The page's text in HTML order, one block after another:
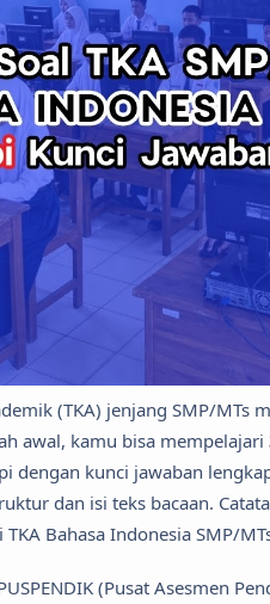
(TKA) jenjang SMP/MTs
awal, kamu bisa mempelajari
dengan kunci jawaban
dan isi teks bacaan.
Bahasa Indonesia SMP/
(Pusat Asesmen